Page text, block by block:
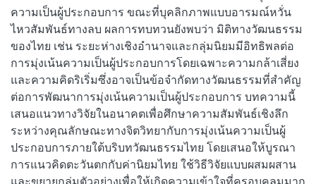
ความเป็นผู้ประกอบการ ขณะที่บุคลิกภาพแบบอารมณ์หวั่น
ไหวสัมพันธ์ทางลบ ผลการทบทวนยังพบว่า มิติทางวัฒนธรรม
ของไทย เช่น ระยะห่างเชิงอำนาจและกลุ่มนิยมมีอิทธิพลต่อ
การมุ่งเน้นความเป็นผู้ประกอบการโดยเฉพาะความกล้าเสี่ยง
และความคิดริเริ่มซึ่งอาจเป็นข้อจำกัดทางวัฒนธรรมที่สำคัญ
ต่อการพัฒนาการมุ่งเน้นความเป็นผู้ประกอบการ บทความนี้
เสนอแนวทางวิจัยในอนาคตเพื่อศึกษาความสัมพันธ์เชิงลึก
ระหว่างคุณลักษณะทางจิตวิทยากับการมุ่งเน้นความเป็นผู้
ประกอบการภายใต้บริบทวัฒนธรรมไทย โดยเสนอให้บูรณา
การแนวคิดตะวันตกกับค่านิยมไทย ใช้วิธีวิจัยแบบผสมผสาน